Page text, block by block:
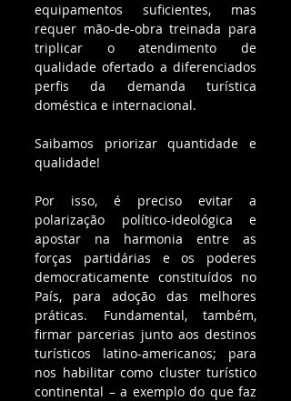
equipamentos suficientes, mas
requer mão-de-obra treinada para
triplicar o atendimento de
qualidade ofertado a diferenciados
perfis da demanda turística
doméstica e internacional.
Saibamos priorizar quantidade e
qualidade!
Por isso, é preciso evitar a
polarização político-ideológica e
apostar na harmonia entre as
forças partidárias e os poderes
democraticamente constituídos no
País, para adoção das melhores
práticas. Fundamental, também,
firmar parcerias junto aos destinos
turísticos latino-americanos; para
nos habilitar como cluster turístico
continental – a exemplo do que faz